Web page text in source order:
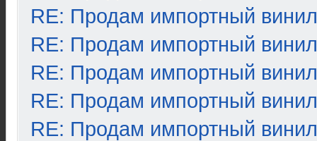
RE: Продам импортный винил
RE: Продам импортный винил
RE: Продам импортный винил
RE: Продам импортный винил
RE: Продам импортный винил